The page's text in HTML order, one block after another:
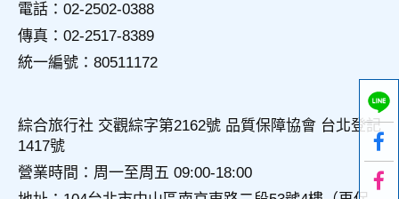
料，相關處理人員皆簽有保密合約，如有違反保密義務者，將
會受到相關的法律處分。
如因業務需要有必要委託其他單位提供服務時，本網站亦會嚴
格要求其遵守保密義務，並且採取必要檢查程序以確定其將確
四、網站對外的相關連結
本網站的網頁提供其他網站的網路連結，您也可經由本網站所
提供的連結，點選進入其他網站。但該連結網站不適用本網站
的隱私權保護政策，您必須參考該連結網站中的隱私權保護政
電話：02-2502-0388
傳真：02-2517-8389
統一編號：80511172
綜合旅行社 交觀綜字第2162號 品質保障協會 台北登記
1417號
營業時間：周一至周五 09:00-18:00